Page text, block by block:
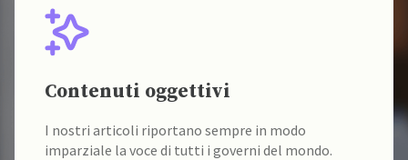
Contenuti oggettivi
I nostri articoli riportano sempre in modo
imparziale la voce di tutti i governi del mondo.